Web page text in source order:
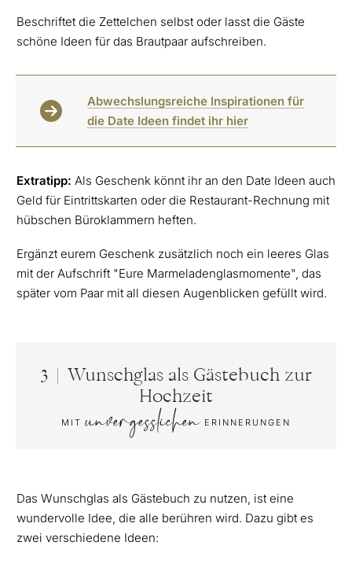
Beschriftet die Zettelchen selbst oder lasst die Gäste
schöne Ideen für das Brautpaar aufschreiben.
Abwechslungsreiche Inspirationen für
die Date Ideen findet ihr hier
Extratipp: Als Geschenk könnt ihr an den Date Ideen auch
Geld für Eintrittskarten oder die Restaurant-Rechnung mit
hübschen Büroklammern heften.
Ergänzt eurem Geschenk zusätzlich noch ein leeres Glas
mit der Aufschrift "Eure Marmeladenglasmomente", das
später vom Paar mit all diesen Augenblicken gefüllt wird.
3 | Wunschglas als Gästebuch zur
Hochzeit
MITunvergesslichenERINNERUNGEN
Das Wunschglas als Gästebuch zu nutzen, ist eine
wundervolle Idee, die alle berühren wird. Dazu gibt es
zwei verschiedene Ideen: